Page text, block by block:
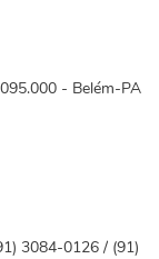
- Belém-PA
3084-0126 / (91)